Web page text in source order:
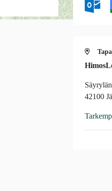
42100